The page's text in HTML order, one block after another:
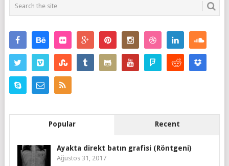
Popular Recent
Ayakta direkt batın grafisi (Röntgeni)
Ağustos 31, 2017